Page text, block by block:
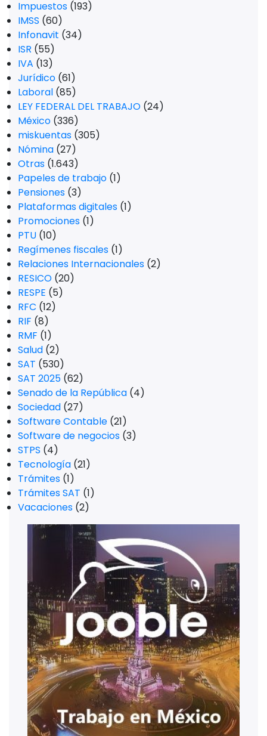
Impuestos (193)
IMSS (60)
Infonavit (34)
ISR (55)
IVA (13)
Jurídico (61)
Laboral (85)
LEY FEDERAL DEL TRABAJO (24)
México (336)
miskuentas (305)
Nómina (27)
Otras (1.643)
Papeles de trabajo (1)
Pensiones (3)
Plataformas digitales (1)
Promociones (1)
PTU (10)
Regímenes fiscales (1)
Relaciones Internacionales (2)
RESICO (20)
RESPE (5)
RFC (12)
RIF (8)
RMF (1)
Salud (2)
SAT (530)
SAT 2025 (62)
Senado de la República (4)
Sociedad (27)
Software Contable (21)
Software de negocios (3)
STPS (4)
Tecnología (21)
Trámites (1)
Trámites SAT (1)
Vacaciones (2)